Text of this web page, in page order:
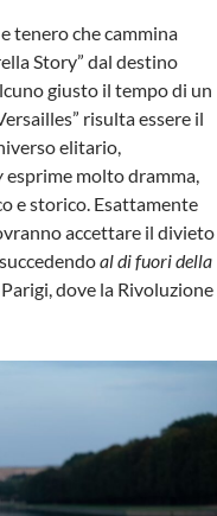
tenero che cammina
Story” dal destino
giusto il tempo di un
risulta essere il
elitario,
esprime molto dramma,
e storico. Esattamente
accettare il divieto
al di fuori della
dove la Rivoluzione